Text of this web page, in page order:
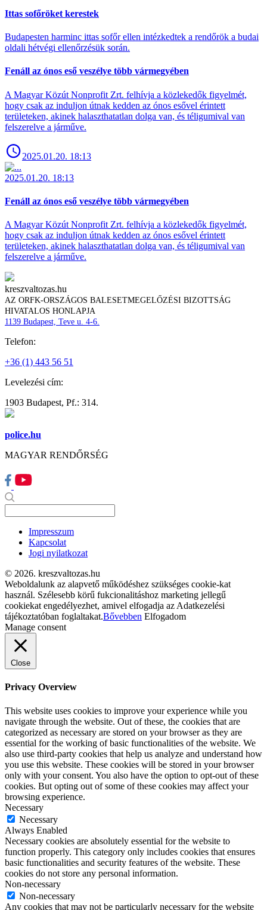
Ittas sofőröket kerestek
Budapesten harminc ittas sofőr ellen intézkedtek a rendőrök a budai
oldali hétvégi ellenőrzésük során.
Fenáll az ónos eső veszélye több vármegyében
A Magyar Közút Nonprofit Zrt. felhívja a közlekedők figyelmét,
hogy csak az induljon útnak kedden az ónos esővel érintett
területeken, akinek halaszthatatlan dolga van, és téligumival van
felszerelve a járműve.
2025.01.20. 18:13
2025.01.20. 18:13
Fenáll az ónos eső veszélye több vármegyében
A Magyar Közút Nonprofit Zrt. felhívja a közlekedők figyelmét,
hogy csak az induljon útnak kedden az ónos esővel érintett
területeken, akinek halaszthatatlan dolga van, és téligumival van
felszerelve a járműve.
kreszvaltozas.hu
AZ ORFK-ORSZÁGOS BALESETMEGELŐZÉSI BIZOTTSÁG
HIVATALOS HONLAPJA
1139 Budapest, Teve u. 4-6.
Telefon:
+36 (1) 443 56 51
Levelezési cím:
1903 Budapest, Pf.: 314.
police.hu
MAGYAR RENDŐRSÉG
Impresszum
Kapcsolat
Jogi nyilatkozat
© 2026. kreszvaltozas.hu
Weboldalunk az alapvető működéshez szükséges cookie-kat
használ. Szélesebb körű fukcionalitáshoz marketing jellegű
cookiekat engedélyezhet, amivel elfogadja az Adatkezelési
tájékoztatóban foglaltakat.Bővebben Elfogadom
Manage consent
Close
Privacy Overview
This website uses cookies to improve your experience while you
navigate through the website. Out of these, the cookies that are
categorized as necessary are stored on your browser as they are
essential for the working of basic functionalities of the website. We
also use third-party cookies that help us analyze and understand how
you use this website. These cookies will be stored in your browser
only with your consent. You also have the option to opt-out of these
cookies. But opting out of some of these cookies may affect your
browsing experience.
Necessary
Necessary
Always Enabled
Necessary cookies are absolutely essential for the website to
function properly. This category only includes cookies that ensures
basic functionalities and security features of the website. These
cookies do not store any personal information.
Non-necessary
Non-necessary
Any cookies that may not be particularly necessary for the website